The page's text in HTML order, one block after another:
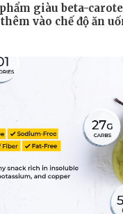
giàu beta-
thêm vào chế độ ăn